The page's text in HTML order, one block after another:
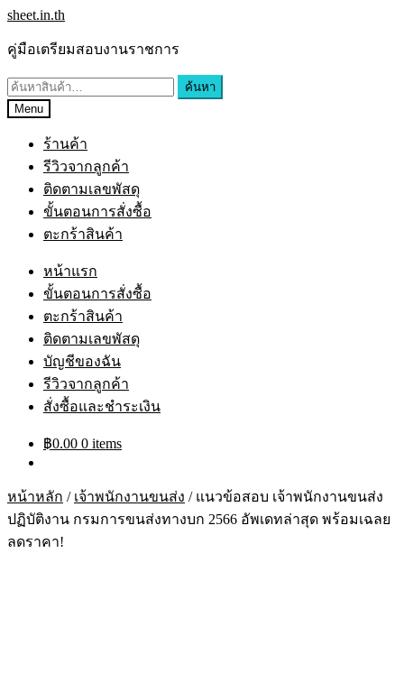
sheet.in.th
คู่มือเตรียมสอบงานราชการ
ค้นหา
Menu
ร้านค้า
รีวิวจากลูกค้า
ติดตามเลขพัสดุ
ขั้นตอนการสั่งซื้อ
ตะกร้าสินค้า
หน้าแรก
ขั้นตอนการสั่งซื้อ
ตะกร้าสินค้า
ติดตามเลขพัสดุ
บัญชีของฉัน
รีวิวจากลูกค้า
สั่งซื้อและชำระเงิน
฿0.00 0 items
หน้าหลัก / เจ้าพนักงานขนส่ง / แนวข้อสอบ เจ้าพนักงานขนส่ง
ปฏิบัติงาน กรมการขนส่งทางบก 2566 อัพเดทล่าสุด พร้อมเฉลย
ลดราคา!